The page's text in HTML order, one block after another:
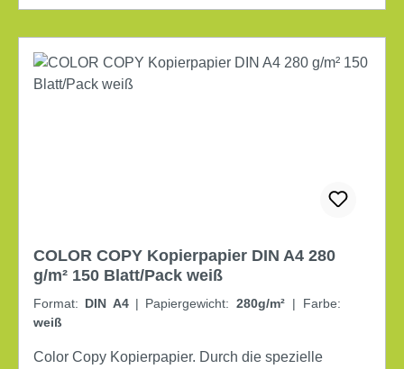
COLOR COPY Kopierpapier DIN A4 280
g/m² 150 Blatt/Pack weiß
Format: DIN A4 | Papiergewicht: 280g/m² |
Farbe:
weiß
Color Copy Kopierpapier. Durch die spezielle